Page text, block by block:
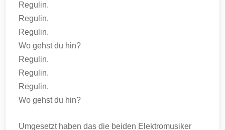
Regulin.
Regulin.
Regulin.
Wo gehst du hin?
Regulin.
Regulin.
Regulin.
Wo gehst du hin?
Umgesetzt haben das die beiden Elektromusiker